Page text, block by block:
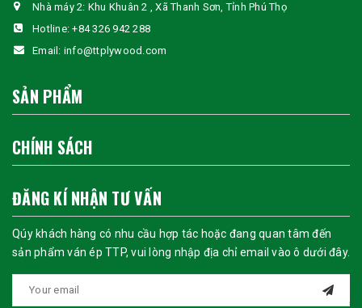
Nhà máy 2: Khu Khuân 2 , Xã Thanh Sơn, Tỉnh Phú Thọ
Hotline:+84 326 942 288
Email: info@ttplywood.com
SẢN PHẨM
CHÍNH SÁCH
ĐĂNG KÍ NHẬN TƯ VẤN
Qúy khách hàng có nhu cầu hợp tác hoặc đang quan tâm đến
sản phẩm ván ép TTP, vui lòng nhập địa chỉ email vào ô dưới đây.